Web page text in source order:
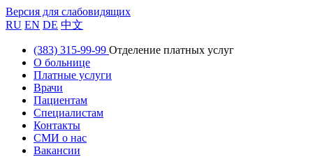
Версия для слабовидящих
RU EN DE 中文
(383) 315-99-99 Отделение платных услуг
О больнице
Платные услуги
Врачи
Пациентам
Специалистам
Контакты
СМИ о нас
Вакансии